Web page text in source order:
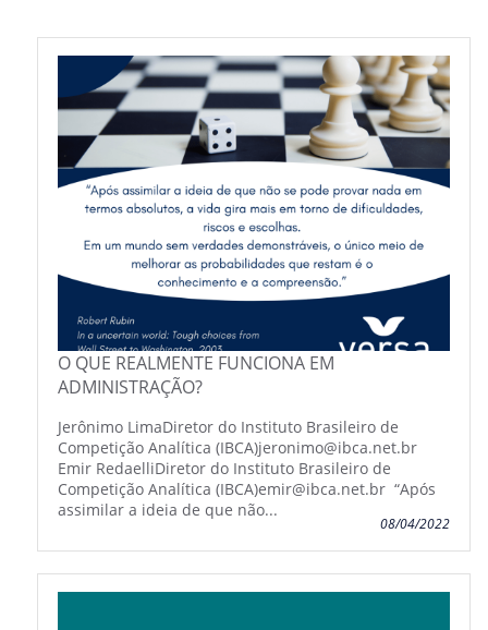
O QUE REALMENTE FUNCIONA EM
ADMINISTRAÇÃO?
Jerônimo LimaDiretor do Instituto Brasileiro de
Competição Analítica (IBCA)jeronimo@ibca.net.br
Emir RedaelliDiretor do Instituto Brasileiro de
Competição Analítica (IBCA)emir@ibca.net.br “Após
assimilar a ideia de que não...
08/04/2022